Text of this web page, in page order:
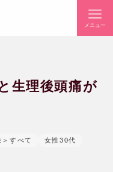
メニュー
生理後頭痛が
＞すべて
女性30代